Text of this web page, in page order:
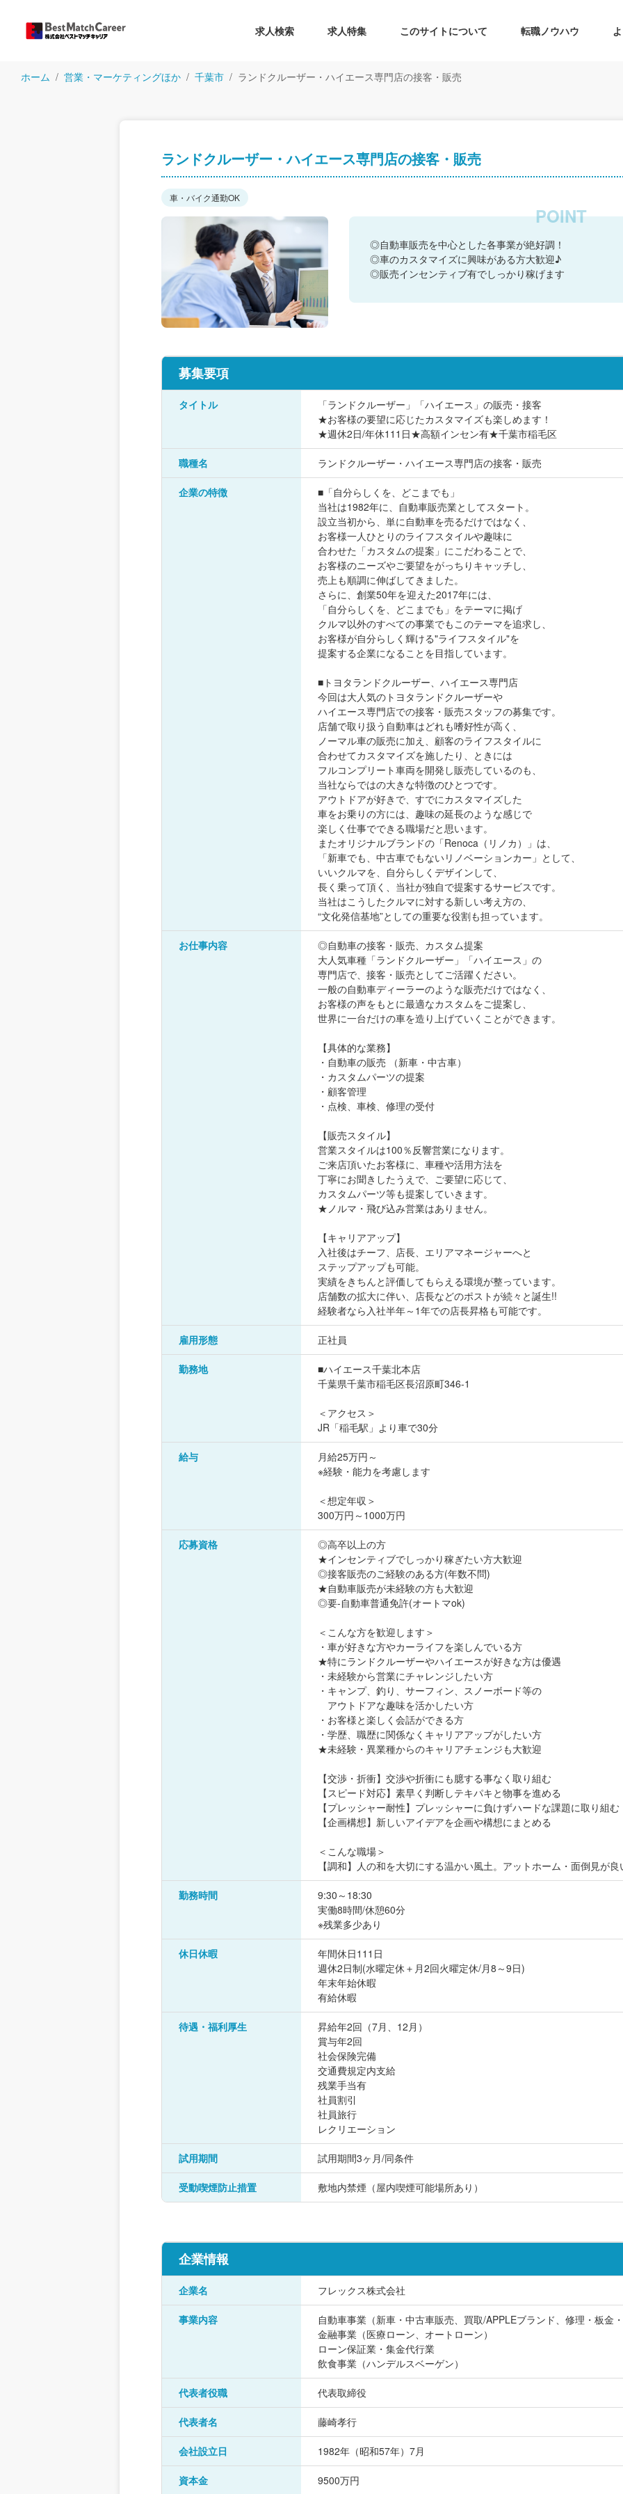
求人検索 求人特集 このサイトについて 転職ノウハウ
ホーム 営業・マーケティングほか 千葉市 ランドクルーザー・ハイエース専門店の接客・販売
ランドクルーザー・ハイエース専門店の接客・販売
車・バイク通勤OK
◎自動車販売を中心とした各事業が絶好調！
◎車のカスタマイズに興味がある方大歓迎♪
◎販売インセンティブ有でしっかり稼げます
募集要項
タイトル
「ランドクルーザー」「ハイエース」の販売・接客
★お客様の要望に応じたカスタマイズも楽しめます！
★週休2日/年休111日★高額インセン有★千葉市稲毛区
職種名 ランドクルーザー・ハイエース専門店の接客・販売
企業の特徴
■「自分らしくを、どこまでも」
当社は1982年に、自動車販売業としてスタート。
設立当初から、単に自動車を売るだけではなく、
お客様一人ひとりのライフスタイルや趣味に
合わせた「カスタムの提案」にこだわることで、
お客様のニーズやご要望をがっちりキャッチし、
売上も順調に伸ばしてきました。
さらに、創業50年を迎えた2017年には、
「自分らしくを、どこまでも」をテーマに掲げ
クルマ以外のすべての事業でもこのテーマを追求し、
お客様が自分らしく輝ける"ライフスタイル"を
提案する企業になることを目指しています。
■トヨタランドクルーザー、ハイエース専門店
今回は大人気のトヨタランドクルーザーや
ハイエース専門店での接客・販売スタッフの募集です。
店舗で取り扱う自動車はどれも嗜好性が高く、
ノーマル車の販売に加え、顧客のライフスタイルに
合わせてカスタマイズを施したり、ときには
フルコンプリート車両を開発し販売しているのも、
当社ならではの大きな特徴のひとつです。
アウトドアが好きで、すでにカスタマイズした
車をお乗りの方には、趣味の延長のような感じで
楽しく仕事でできる職場だと思います。
またオリジナルブランドの「Renoca（リノカ）」は、
「新車でも、中古車でもないリノベーションカー」として、
いいクルマを、自分らしくデザインして、
長く乗って頂く、当社が独自で提案するサービスです。
当社はこうしたクルマに対する新しい考え方の、
“文化発信基地”としての重要な役割も担っています。
お仕事内容
◎自動車の接客・販売、カスタム提案
大人気車種「ランドクルーザー」「ハイエース」の
専門店で、接客・販売としてご活躍ください。
一般の自動車ディーラーのような販売だけではなく、
お客様の声をもとに最適なカスタムをご提案し、
世界に一台だけの車を造り上げていくことができます。
【具体的な業務】
・自動車の販売 （新車・中古車）
・カスタムパーツの提案
・顧客管理
・点検、車検、修理の受付
【販売スタイル】
営業スタイルは100％反響営業になります。
ご来店頂いたお客様に、車種や活用方法を
丁寧にお聞きしたうえで、ご要望に応じて、
カスタムパーツ等も提案していきます。
★ノルマ・飛び込み営業はありません。
【キャリアアップ】
入社後はチーフ、店長、エリアマネージャーへと
ステップアップも可能。
実績をきちんと評価してもらえる環境が整っています。
店舗数の拡大に伴い、店長などのポストが続々と誕生!!
経験者なら入社半年～1年での店長昇格も可能です。
雇用形態 正社員
勤務地
■ハイエース千葉北本店
千葉県千葉市稲毛区長沼原町346-1
＜アクセス＞
JR「稲毛駅」より車で30分
給与
月給25万円～
※経験・能力を考慮します
＜想定年収＞
300万円～1000万円
応募資格
◎高卒以上の方
★インセンティブでしっかり稼ぎたい方大歓迎
◎接客販売のご経験のある方(年数不問)
★自動車販売が未経験の方も大歓迎
◎要-自動車普通免許(オートマok)
＜こんな方を歓迎します＞
・車が好きな方やカーライフを楽しんでいる方
★特にランドクルーザーやハイエースが好きな方は優遇
・未経験から営業にチャレンジしたい方
・キャンプ、釣り、サーフィン、スノーボード等の
アウトドアな趣味を活かしたい方
・お客様と楽しく会話ができる方
・学歴、職歴に関係なくキャリアアップがしたい方
★未経験・異業種からのキャリアチェンジも大歓迎
【交渉・折衝】交渉や折衝にも臆する事なく取り組む
【スピード対応】素早く判断しテキパキと物事を進める
【プレッシャー耐性】プレッシャーに負けずハードな課題に取り組む
【企画構想】新しいアイデアを企画や構想にまとめる
＜こんな職場＞
【調和】人の和を大切にする温かい風土。アットホーム・面倒見が良
勤務時間
9:30～18:30
実働8時間/休憩60分
※残業多少あり
休日休暇
年間休日111日
週休2日制(水曜定休＋月2回火曜定休/月8～9日)
年末年始休暇
有給休暇
待遇・福利厚生
昇給年2回（7月、12月）
賞与年2回
社会保険完備
交通費規定内支給
残業手当有
社員割引
社員旅行
レクリエーション
試用期間 試用期間3ヶ月/同条件
受動喫煙防止措置 敷地内禁煙（屋内喫煙可能場所あり）
企業情報
企業名 フレックス株式会社
事業内容
自動車事業（新車・中古車販売、買取/APPLEブランド、修理・板金
金融事業（医療ローン、オートローン）
ローン保証業・集金代行業
飲食事業（ハンデルスベーゲン）
代表者役職 代表取締役
代表者名 藤崎孝行
会社設立日 1982年（昭和57年）7月
資本金 9500万円